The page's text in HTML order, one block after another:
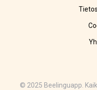
© 2025 Beelinguapp.